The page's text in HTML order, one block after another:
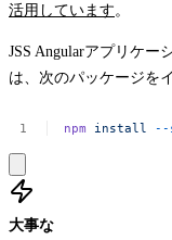
活用しています 。
JSS Angularアプリケー
は、次のパッケージを
npm install --
大事な